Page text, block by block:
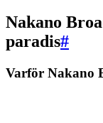
Nakano
paradis#
Varför Nakano